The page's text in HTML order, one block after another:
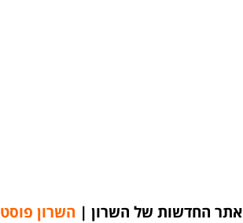
אתר החדשות של השרון | השרון פוסט